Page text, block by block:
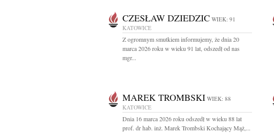
CZESŁAW DZIEDZIC WIEK: 91
KATOWICE
Z ogromnym smutkiem informujemy, że dnia 20
marca 2026 roku w wieku 91 lat, odszedł od nas
mgr...
MAREK TROMBSKI WIEK: 88
KATOWICE
Dnia 16 marca 2026 roku odszedł w wieku 88 lat
prof. dr hab. inż. Marek Trombski Kochający Mąż,...